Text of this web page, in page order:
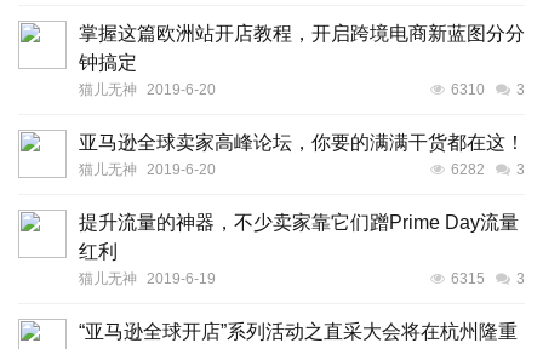
掌握这篇欧洲站开店教程，开启跨境电商新蓝图分分
钟搞定
猫儿无神 2019-6-20 6310 3
亚马逊全球卖家高峰论坛，你要的满满干货都在这！
猫儿无神 2019-6-20 6282 3
提升流量的神器，不少卖家靠它们蹭Prime Day流量
红利
猫儿无神 2019-6-19 6315 3
“亚马逊全球开店”系列活动之直采大会将在杭州隆重